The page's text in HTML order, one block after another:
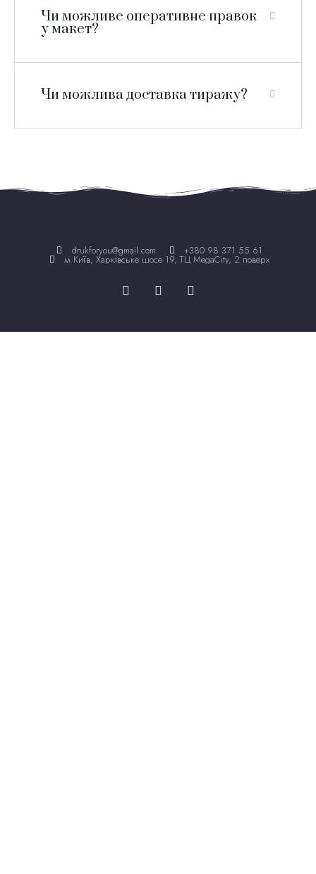
Чи можливе оперативне правок
у макет?
Чи можлива доставка тиражу?
drukforyou@gmail.com +380 98 371 55 61
м.Київ, Харківське шосе 19, ТЦ MegaCity, 2 поверх